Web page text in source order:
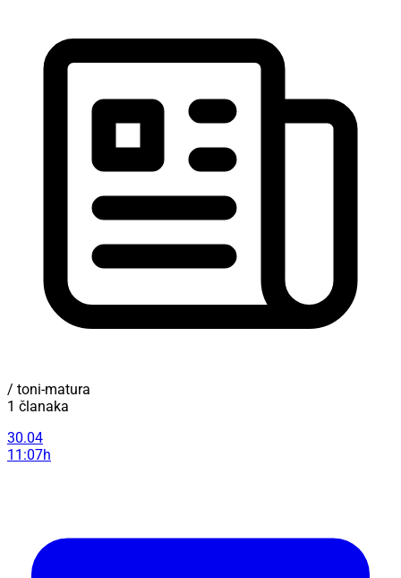
/ toni-matura
1 članaka
30.04
11:07h